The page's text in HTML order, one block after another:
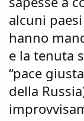
alcuni
hanno
e la tenuta
“pace
della